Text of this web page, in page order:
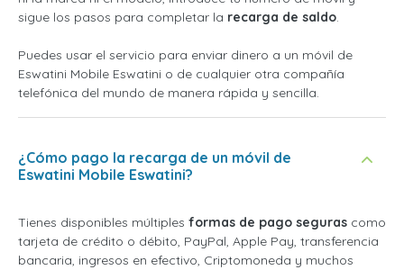
sigue los pasos para completar la recarga de saldo.
Puedes usar el servicio para enviar dinero a un móvil de
Eswatini Mobile Eswatini o de cualquier otra compañía
telefónica del mundo de manera rápida y sencilla.
¿Cómo pago la recarga de un móvil de
Eswatini Mobile Eswatini?
Tienes disponibles múltiples formas de pago seguras como
tarjeta de crédito o débito, PayPal, Apple Pay, transferencia
bancaria, ingresos en efectivo, Criptomoneda y muchos